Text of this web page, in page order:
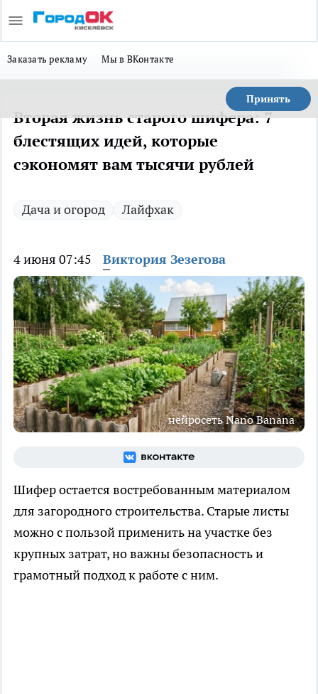
Заказать рекламу Мы в ВКонтакте
Принять
Вторая жизнь старого шифера: 7
блестящих идей, которые
сэкономят вам тысячи рублей
Дача и огород Лайфхак
4 июня 07:45 Виктория Зезегова
нейросеть Nano Banana
Шифер остается востребованным материалом
для загородного строительства. Старые листы
можно с пользой применить на участке без
крупных затрат, но важны безопасность и
грамотный подход к работе с ним.